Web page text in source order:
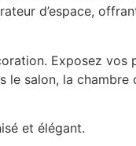
d’espace,
Exposez vos
salon, la chambre
et élégant.